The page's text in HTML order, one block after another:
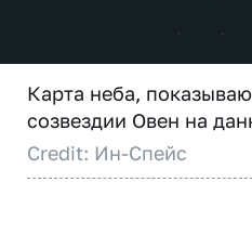
Карта неба,
созвездии Овен на
Credit: Ин-Спейс